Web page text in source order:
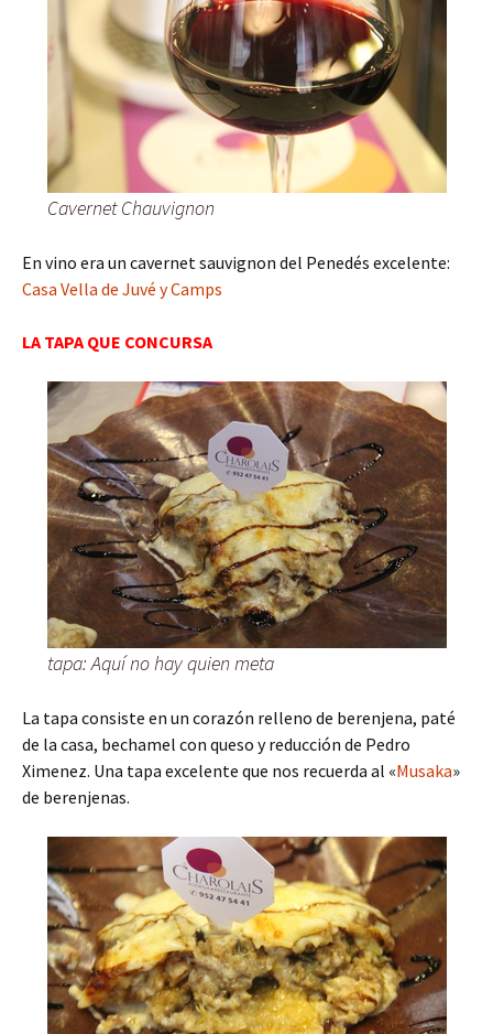
Cavernet Chauvignon
En vino era un cavernet sauvignon del Penedés excelente:
Casa Vella de Juvé y Camps
LA TAPA QUE CONCURSA
tapa: Aquí no hay quien meta
La tapa consiste en un corazón relleno de berenjena, paté
de la casa, bechamel con queso y reducción de Pedro
Ximenez. Una tapa excelente que nos recuerda al «Musaka»
de berenjenas.